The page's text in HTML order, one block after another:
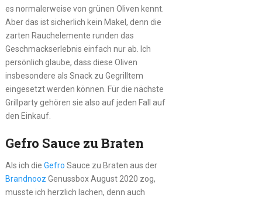
es normalerweise von grünen Oliven kennt.
Aber das ist sicherlich kein Makel, denn die
zarten Rauchelemente runden das
Geschmackserlebnis einfach nur ab. Ich
persönlich glaube, dass diese Oliven
insbesondere als Snack zu Gegrilltem
eingesetzt werden können. Für die nächste
Grillparty gehören sie also auf jeden Fall auf
den Einkauf.
Gefro Sauce zu Braten
Als ich die Gefro Sauce zu Braten aus der
Brandnooz Genussbox August 2020 zog,
musste ich herzlich lachen, denn auch